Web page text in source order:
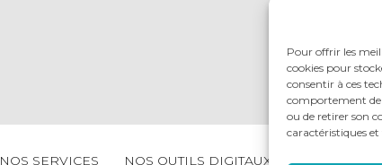
Pour offrir les
cookies pour
consentir à ces
comportement de
ou de retirer son
caractéristiques
NOS SERVICES NOS OUTILS DIGITAUX ACTUALITÉS